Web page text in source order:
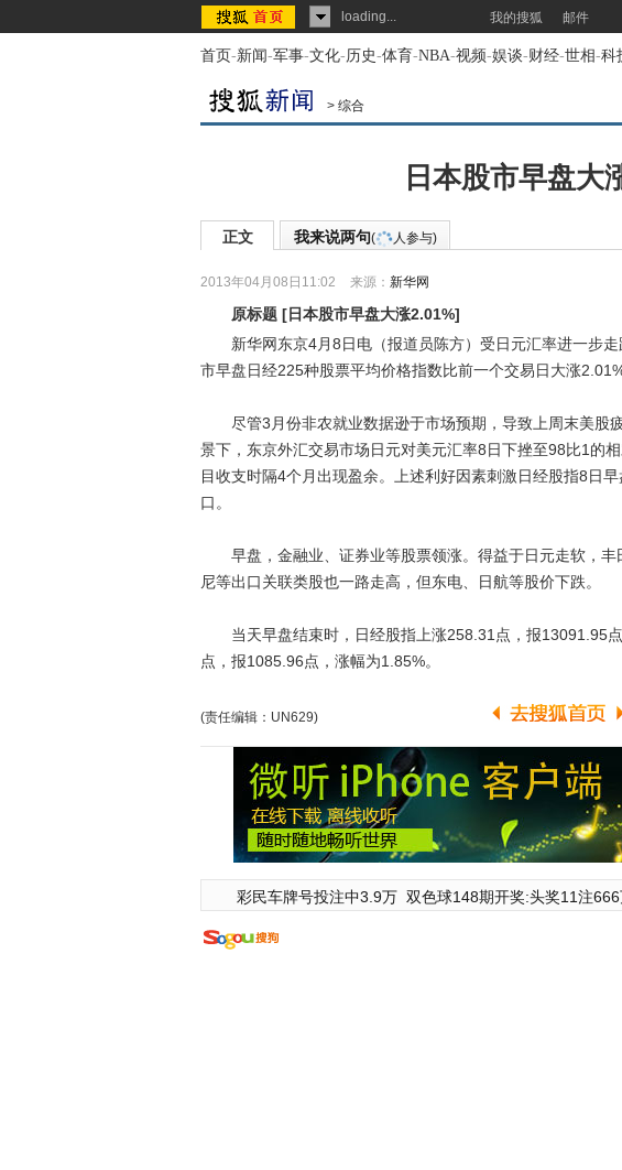
loading... 我的搜狐 邮件
首页-新闻-军事-文化-历史-体育-NBA-视频-娱谈-财经-世相-科
> 综合
日本股市早盘大
正文 我来说两句( 人参与)
2013年04月08日11:02 来源： 新华网
原标题 [日本股市早盘大涨2.01%]
新华网东京4月8日电（报道员陈方）受日元汇率进一步走
市早盘日经225种股票平均价格指数比前一个交易日大涨2.01%
尽管3月份非农就业数据逊于市场预期，导致上周末美股
景下，东京外汇交易市场日元对美元汇率8日下挫至98比1的
目收支时隔4个月出现盈余。上述利好因素刺激日经股指8日
口。
早盘，金融业、证券业等股票领涨。得益于日元走软，丰
尼等出口关联类股也一路走高，但东电、日航等股价下跌。
当天早盘结束时，日经股指上涨258.31点，报13091.95
点，报1085.96点，涨幅为1.85%。
(责任编辑：UN629)
彩民车牌号投注中3.9万 双色球148期开奖:头奖11注